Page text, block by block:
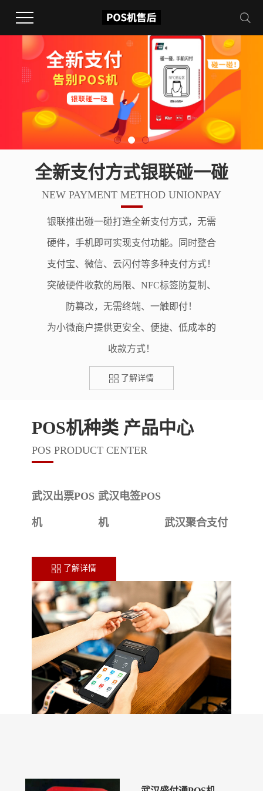
全新支付方式银联碰一碰
NEW PAYMENT METHOD UNIONPAY
银联推出碰一碰打造全新支付方式，无需
硬件，手机即可实现支付功能。同时整合
支付宝、微信、云闪付等多种支付方式！
突破硬件收款的局限、NFC标签防复制、
防篡改，无需终端、一触即付！
为小微商户提供更安全、便捷、低成本的
收款方式！
了解详情
POS机种类 产品中心
POS PRODUCT CENTER
武汉出票POS
机
武汉电签POS
机 武汉聚合支付
了解详情